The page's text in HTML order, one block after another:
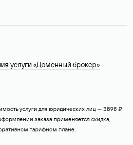
услуги «Доменный брокер»
услуги для юридических лиц — 3898 ₽
заказа применяется скидка,
тарифном плане.